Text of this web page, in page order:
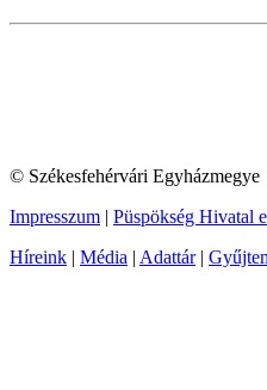
© Székesfehérvári Egyházmegye
Impresszum | Püspökség Hivatal
Híreink | Média | Adattár|